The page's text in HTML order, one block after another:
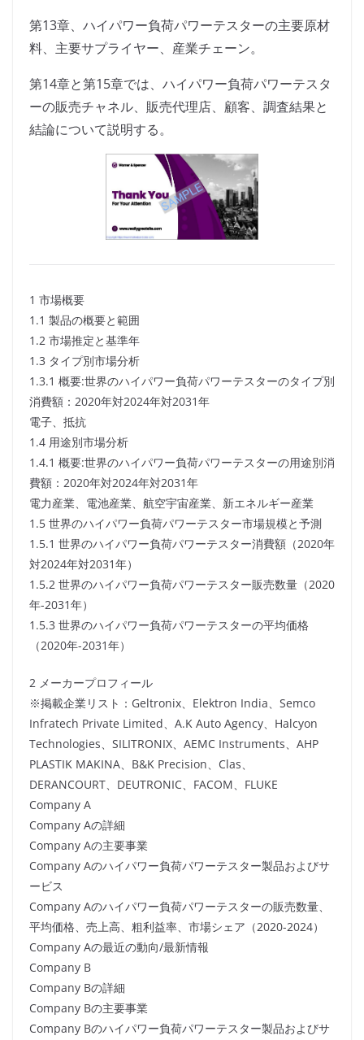
第13章、ハイパワー負荷パワーテスターの主要原材
料、主要サプライヤー、産業チェーン。
第14章と第15章では、ハイパワー負荷パワーテスタ
ーの販売チャネル、販売代理店、顧客、調査結果と
結論について説明する。
1 市場概要
1.1 製品の概要と範囲
1.2 市場推定と基準年
1.3 タイプ別市場分析
1.3.1 概要:世界のハイパワー負荷パワーテスターのタイプ別
消費額：2020年対2024年対2031年
電子、抵抗
1.4 用途別市場分析
1.4.1 概要:世界のハイパワー負荷パワーテスターの用途別消
費額：2020年対2024年対2031年
電力産業、電池産業、航空宇宙産業、新エネルギー産業
1.5 世界のハイパワー負荷パワーテスター市場規模と予測
1.5.1 世界のハイパワー負荷パワーテスター消費額（2020年
対2024年対2031年）
1.5.2 世界のハイパワー負荷パワーテスター販売数量（2020
年-2031年）
1.5.3 世界のハイパワー負荷パワーテスターの平均価格
（2020年-2031年）
2 メーカープロフィール
※掲載企業リスト：Geltronix、Elektron India、Semco
Infratech Private Limited、A.K Auto Agency、Halcyon
Technologies、SILITRONIX、AEMC Instruments、AHP
PLASTIK MAKINA、B&K Precision、Clas、
DERANCOURT、DEUTRONIC、FACOM、FLUKE
Company A
Company Aの詳細
Company Aの主要事業
Company Aのハイパワー負荷パワーテスター製品およびサ
ービス
Company Aのハイパワー負荷パワーテスターの販売数量、
平均価格、売上高、粗利益率、市場シェア（2020-2024）
Company Aの最近の動向/最新情報
Company B
Company Bの詳細
Company Bの主要事業
Company Bのハイパワー負荷パワーテスター製品およびサ